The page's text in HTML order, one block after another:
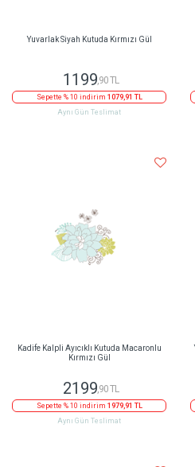
Yuvarlak Siyah Kutuda Kırmızı Gül
1199,90 TL
Sepette % 10 indirim1079,91 TL
Aynı Gün Teslimat
Kadife Kalpli Ayıcıklı Kutuda Macaronlu
Kırmızı Gül
2199,90 TL
Sepette % 10 indirim 1979,91 TL
Aynı Gün Teslimat